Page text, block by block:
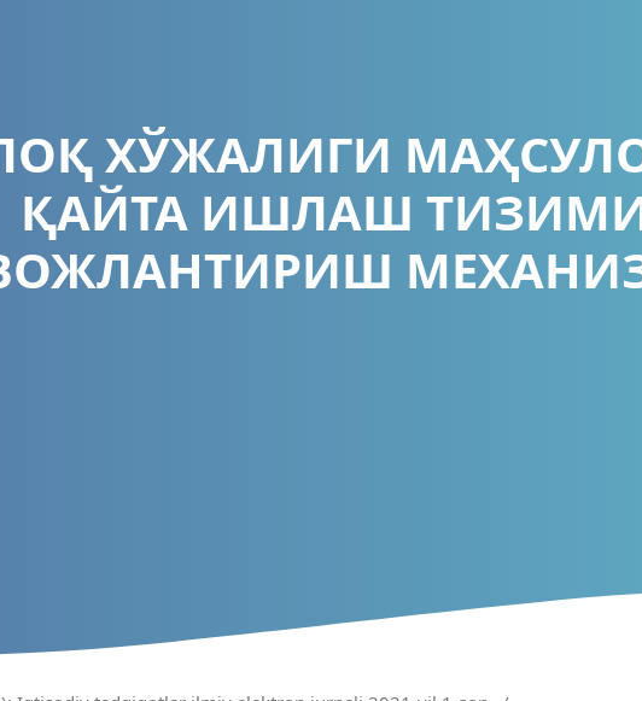
ХЎЖАЛИГИ
ҚАЙТА ИШЛАШ